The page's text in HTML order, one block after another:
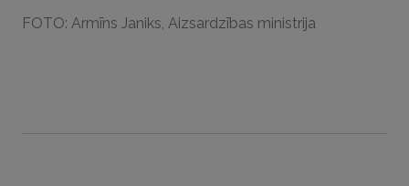
FOTO: Armīns Janiks, Aizsardzības ministrija